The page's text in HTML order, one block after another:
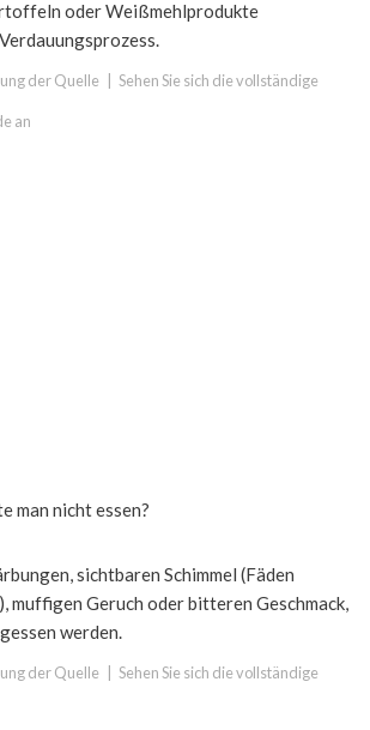
oder Weißmehlprodukte
der Quelle Sehen Sie sich die vollständige
an
man nicht essen?
sichtbaren Schimmel (Fäden
muffigen Geruch oder bitteren Geschmack,
werden.
der Quelle Sehen Sie sich die vollständige